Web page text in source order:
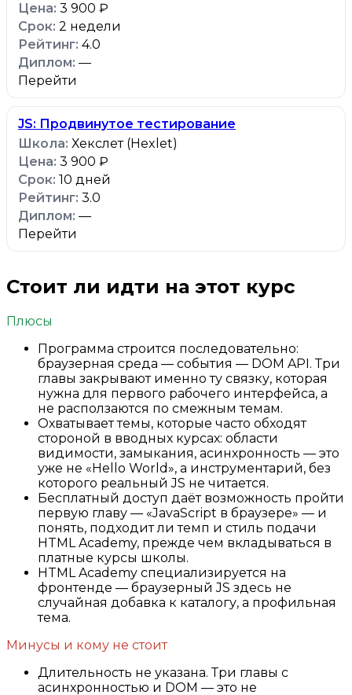
3 900 ₽
2 недели
4.0
—
Перейти
JS: Продвинутое тестирование
Хекслет (Hexlet)
3 900 ₽
10 дней
3.0
—
Перейти
Стоит ли идти на этот курс
Плюсы
Программа строится последовательно:
браузерная среда — события — DOM API. Три
главы закрывают именно ту связку, которая
нужна для первого рабочего интерфейса, а
не расползаются по смежным темам.
Охватывает темы, которые часто обходят
стороной в вводных курсах: области
видимости, замыкания, асинхронность — это
уже не «Hello World», а инструментарий, без
которого реальный JS не читается.
Бесплатный доступ даёт возможность пройти
первую главу — «JavaScript в браузере» — и
понять, подходит ли темп и стиль подачи
HTML Academy, прежде чем вкладываться в
платные курсы школы.
HTML Academy специализируется на
фронтенде — браузерный JS здесь не
случайная добавка к каталогу, а профильная
тема.
Минусы и кому не стоит
Длительность не указана. Три главы с
асинхронностью и DOM — это не